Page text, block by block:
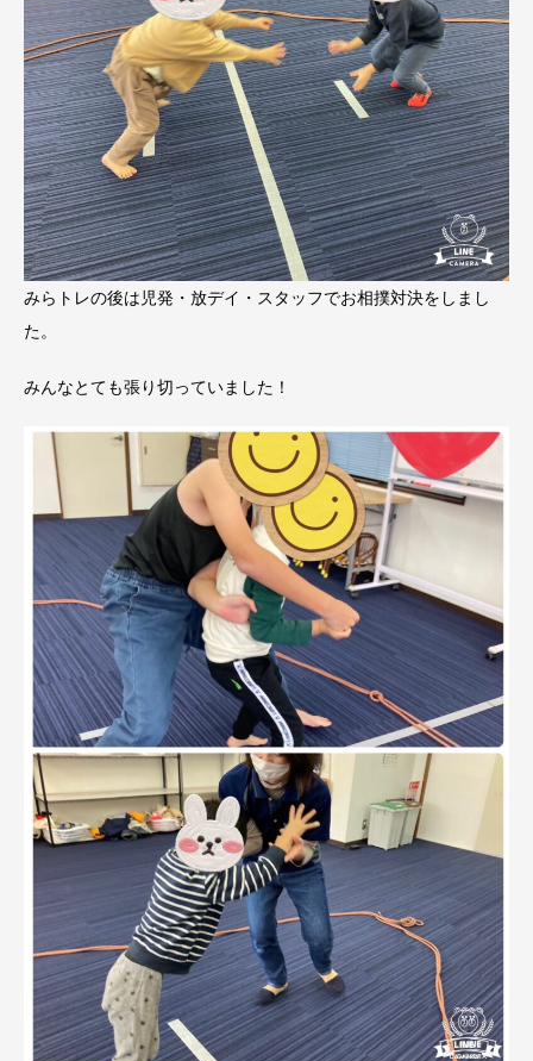
みらトレの後は児発・放デイ・スタッフでお相撲対決をしまし
た。
みんなとても張り切っていました！